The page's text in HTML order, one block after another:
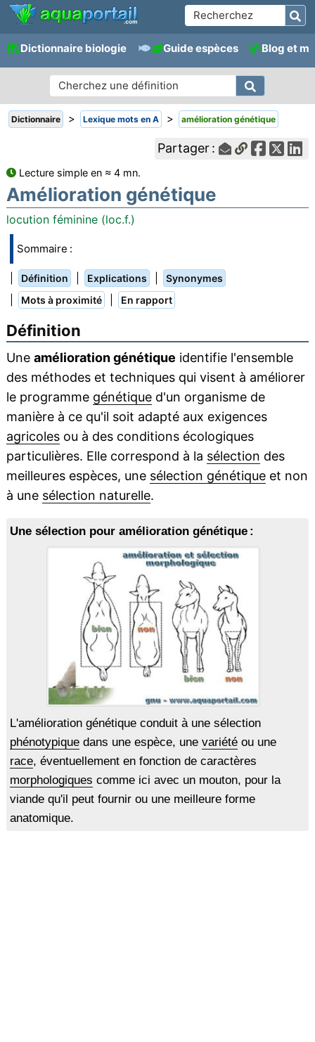
Dictionnaire biologie Guide espèces Blog et
Dictionnaire > Lexique mots en A > amélioration génétique
Partager :
Lecture simple en ≈ 4 mn.
Amélioration génétique
locution féminine (loc.f.)
Sommaire :
Définition Explications Synonymes
Mots à proximité En rapport
Définition
Une amélioration génétique identifie l'ensemble
des méthodes et techniques qui visent à améliorer
le programme génétiqued'un organisme de
manière à ce qu'il soit adapté aux exigences
agricolesou à des conditions écologiques
particulières. Elle correspond à la sélection des
meilleures espèces, une sélection génétiqueet non
à une sélection naturelle.
Une sélection pour amélioration génétique :
L'amélioration génétique conduit à une sélection
phénotypiquedans une espèce, une variétéou une
race, éventuellement en fonction de caractères
morphologiques comme ici avec un mouton, pour la
viande qu'il peut fournir ou une meilleure forme
anatomique.